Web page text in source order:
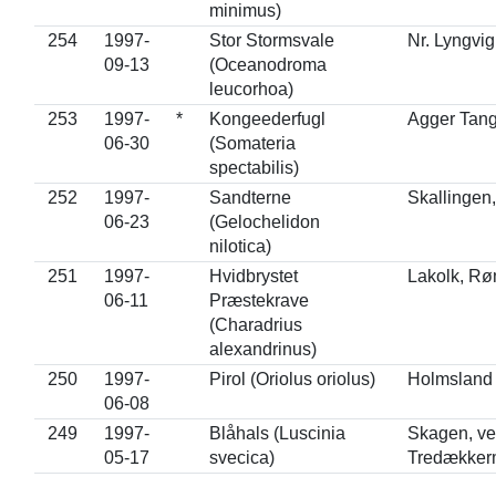
minimus)
254
1997-
09-13
Stor Stormsvale
(Oceanodroma
leucorhoa)
Nr. Lyngvig
253
1997-
06-30
*
Kongeederfugl
(Somateria
spectabilis)
Agger
252
1997-
06-23
Sandterne
(Gelochelidon
nilotica)
251
1997-
06-11
Hvidbrystet
Præstekrave
(Charadrius
alexandrinus)
Lakolk,
250
1997-
06-08
Pirol (Oriolus oriolus)
249
1997-
05-17
Blåhals (Luscinia
svecica)
Skagen,